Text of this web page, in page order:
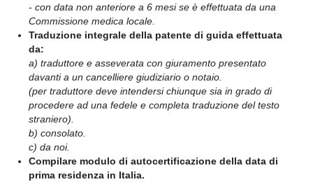
- con data non anteriore a 6 mesi se è effettuata da una
Commissione medica locale.
Traduzione integrale della patente di guida effettuata
da:
a) traduttore e asseverata con giuramento presentato
davanti a un cancelliere giudiziario o notaio.
(per traduttore deve intendersi chiunque sia in grado di
procedere ad una fedele e completa traduzione del testo
straniero).
b) consolato.
c) da noi.
Compilare modulo di autocertificazione della data di
prima residenza in Italia.